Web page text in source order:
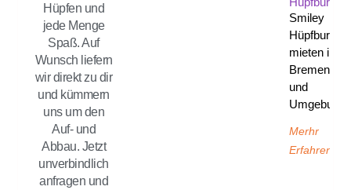
Hüpfen und
jede Menge
Spaß. Auf
Wunsch liefern
wir direkt zu dir
und kümmern
uns um den
Auf- und
Abbau. Jetzt
unverbindlich
anfragen und
Smiley
Hüpfburg
mieten in
Bremen
und
Umgebung
Merhr
Erfahren